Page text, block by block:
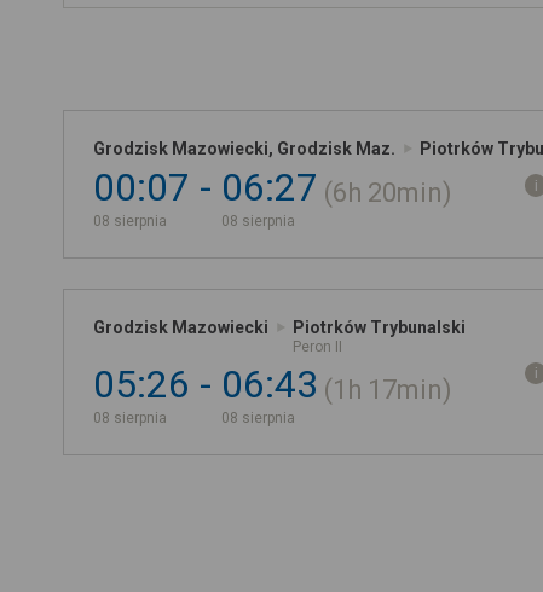
Grodzisk Mazowiecki, Grodzisk Maz. Piotrków
00:07
08 sierpnia
06:27
08 sierpnia
6h 20min
Grodzisk Mazowiecki Piotrków Trybunalski
Peron II
05:26
08 sierpnia
06:43
08 sierpnia
1h 17min